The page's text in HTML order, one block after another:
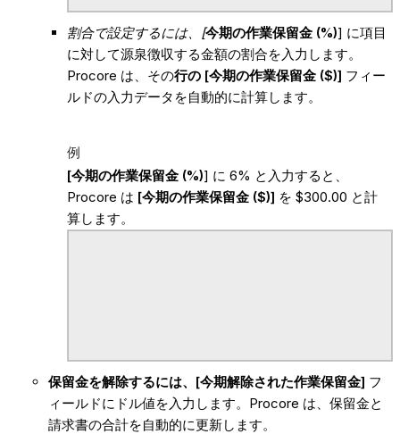
割合で設定するには、[今期の作業保留金 (%)] に項目
に対して源泉徴収する金額の割合を入力します。
Procore は、その行の [今期の作業保留金 ($)] フィー
ルドの入力データを自動的に計算します。
例
[今期の作業保留金 (%)] に 6% と入力すると、
Procore は [今期の作業保留金 ($)] を $300.00 と計
算します。
保留金を解除するには、[今期解除された作業保留金] フ
ィールドにドル値を入力します。Procore は、保留金と
請求書の合計を自動的に更新します。